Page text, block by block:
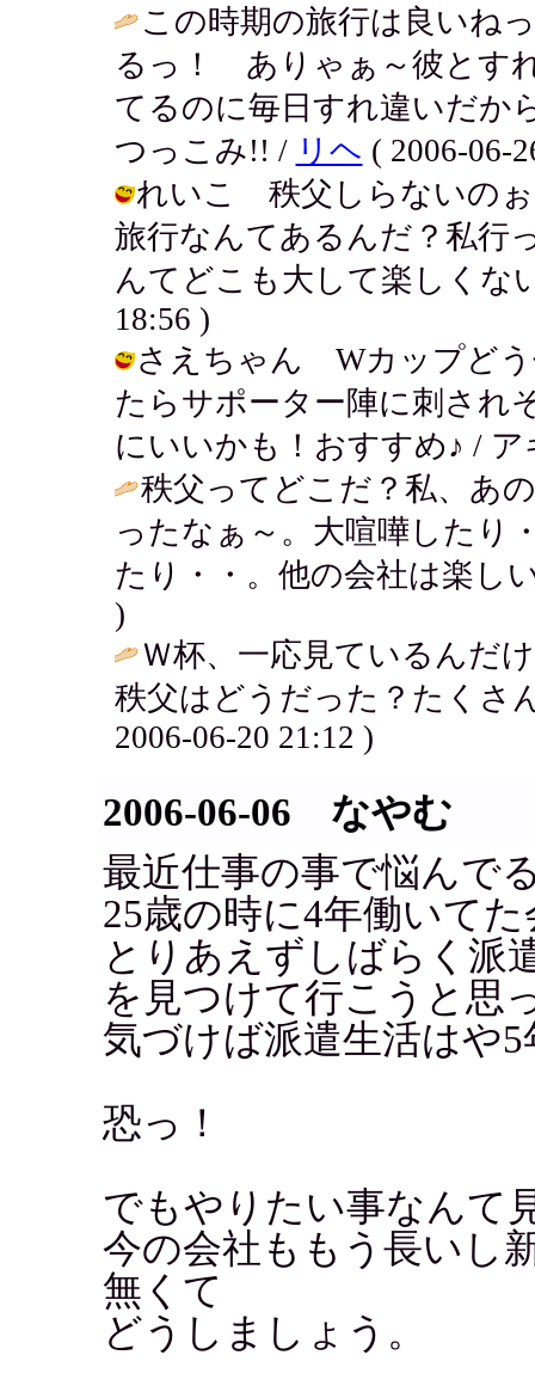
この時期の旅行は良いね
るっ！ ありゃぁ～彼とす
てるのに毎日すれ違いだか
つっこみ!! / リヘ ( 2006-06-
れいこ 秩父しらないのぉ
旅行なんてあるんだ？私
んてどこも大して楽しくな
18:56 )
さえちゃん Wカップどう
たらサポーター陣に刺さ
にいいかも！おすすめ♪ / ア
秩父ってどこだ？私、あ
ったなぁ～。大喧嘩したり
たり・・。他の会社は楽し
)
Ｗ杯、一応見ているんだ
秩父はどうだった？たくさ
2006-06-20 21:12 )
2006-06-06 なやむ
最近仕事の事で悩んで
25歳の時に4年働いて
とりあえずしばらく派
を見つけて行こうと思
気づけば派遣生活はや5
恐っ！
でもやりたい事なんて
今の会社ももう長いし
無くて
どうしましょう。